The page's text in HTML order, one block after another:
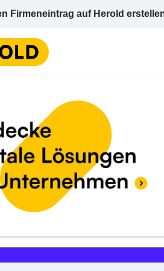
Firmeneintrag auf Herold